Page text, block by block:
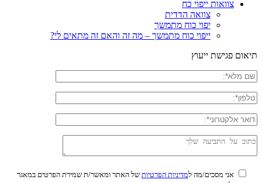
צוואות ייפוי כח
צוואה הדדית
יפוי כוח מתמשך
ייפוי כוח מתמשך – מה זה והאם זה מתאים לי?
תיאום פגישת ייעוץ
אני מסכים/מה למדיניות הפרטיות של האתר ומאשר/ת שמירת הפרטים במאגר